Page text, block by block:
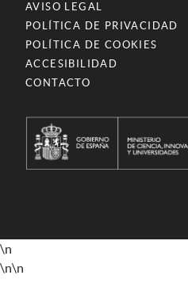
AVISO LEGAL
POLÍTICA DE PRIVACIDAD
POLÍTICA DE COOKIES
ACCESIBILIDAD
CONTACTO
\n
\n\n